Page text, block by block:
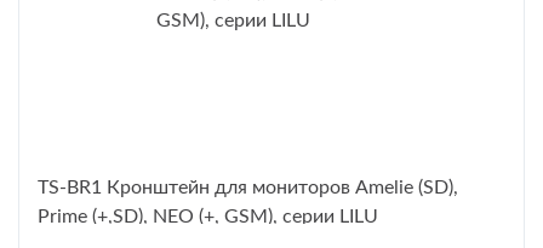
TS-BR1 Кронштейн для мониторов Amelie (SD),
Prime (+,SD), NEO (+, GSM), серии LILU